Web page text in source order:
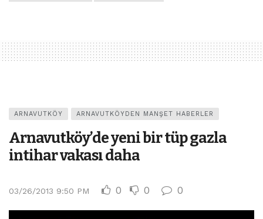
ARNAVUTKÖY ARNAVUTKÖYDEN MANŞET HABERLER
Arnavutköy’de yeni bir tüp gazla
intihar vakası daha
03/26/2013 9:50 PM 0 0 0